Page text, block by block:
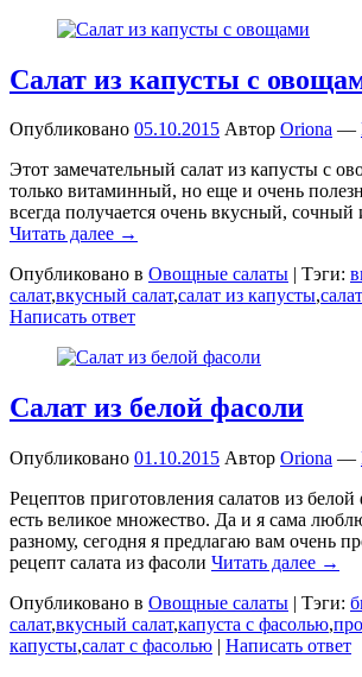
Салат из капусты с
Опубликовано 05.10.2015 Автор Oriona —
Этот замечательный салат из капусты с
только витаминный, но еще и очень
всегда получается очень вкусный,
Читать далее →
Опубликовано в Овощные салаты | Тэги:
салат,вкусный салат,салат из капусты,
Написать ответ
Салат из белой фасоли
Опубликовано 01.10.2015 Автор Oriona —
Рецептов приготовления салатов из белой
есть великое множество. Да и я сама
разному, сегодня я предлагаю вам очень
рецепт салата из фасоли Читать далее →
Опубликовано в Овощные салаты | Тэги:
салат,вкусный салат,капуста с фасолью,
капусты,салат с фасолью | Написать ответ